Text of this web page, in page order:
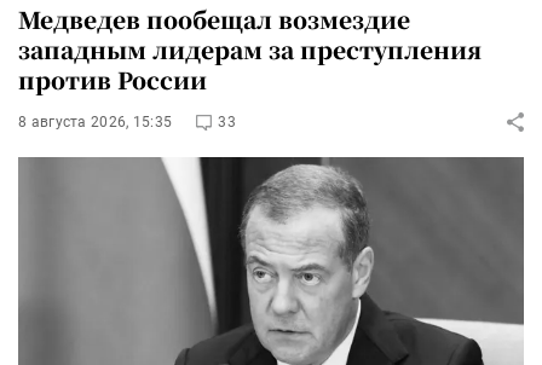
Медведев пообещал возмездие
западным лидерам за преступления
против России
8 августа 2026, 15:35 33